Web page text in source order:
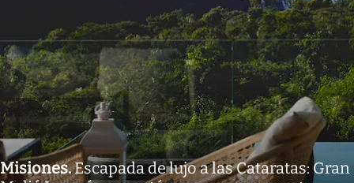
Misiones.Escapada de lujo a las Cataratas: Gran